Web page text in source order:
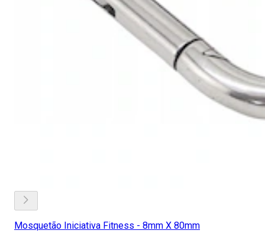
Mosquetão Iniciativa Fitness - 8mm X 80mm